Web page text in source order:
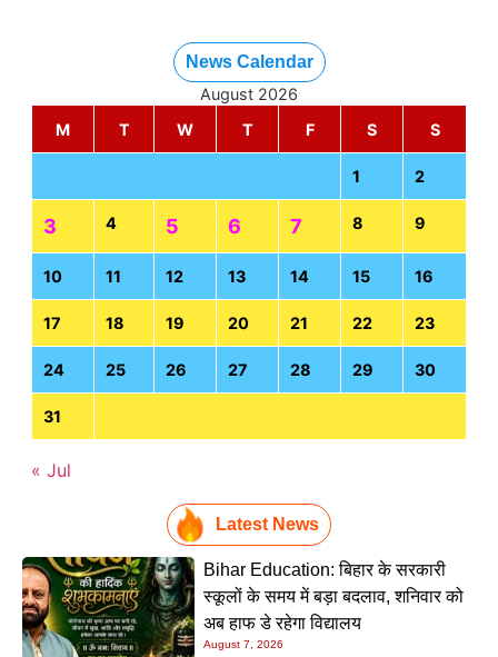
News Calendar
August 2026
M
T W T F S S
1 2
3 4 5 6 7 8 9
10 11 12 13 14 15 16
17 18 19 20 21 22 23
24 25 26 27 28 29 30
31
« Jul
Latest News
Bihar Education: बिहार के सरकारी
स्कूलों के समय में बड़ा बदलाव, शनिवार को
अब हाफ डे रहेगा विद्यालय
August 7, 2026